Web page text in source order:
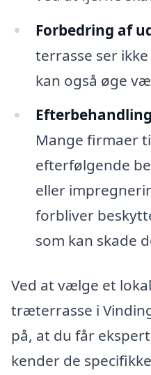
Forbedring af
terrasse ser
kan også øge
Mange firmaer
efterfølgende
eller
forbliver
som kan skade
Ved at vælge et
træterrasse i
på, at du får
kender de